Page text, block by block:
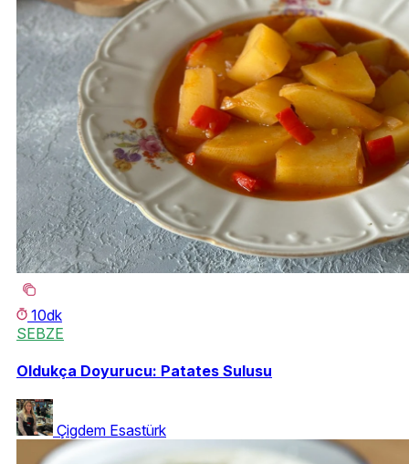
10dk
SEBZE
Oldukça Doyurucu: Patates Sulusu
Çigdem Esastürk